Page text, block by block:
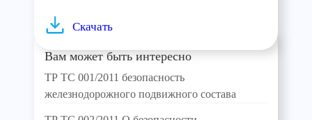
Скачать
Вам может быть интересно
ТР ТС 001/2011 безопасность
железнодорожного подвижного состава